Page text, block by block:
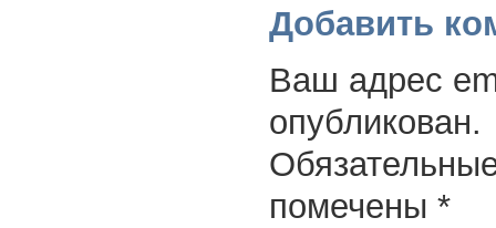
Добавить
Ваш адрес
опубликован.
помечены *